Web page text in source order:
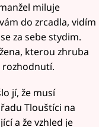
miluje
do zrcadla, vidím
za sebe stydim.
kterou zhruba
jí, že musí
Tlouštíci na
a že vzhled je